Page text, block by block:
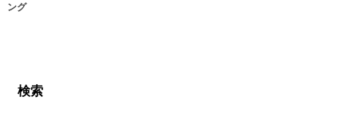
ング
検索